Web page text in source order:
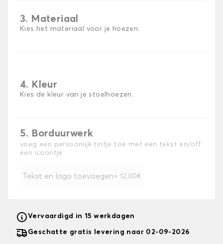
3. Materiaal
Kies het materiaal voor je hoezen.
4. Kleur
Kies de kleur van je stoelhoezen.
5. Borduurwerk
voeg een persoonlijk tintje toe met een tekst en/off
een icoontje
Tekst en logo toevoegen + 12,00€
Vervaardigd in 15 werkdagen
Geschatte gratis levering naar 02-09-2026